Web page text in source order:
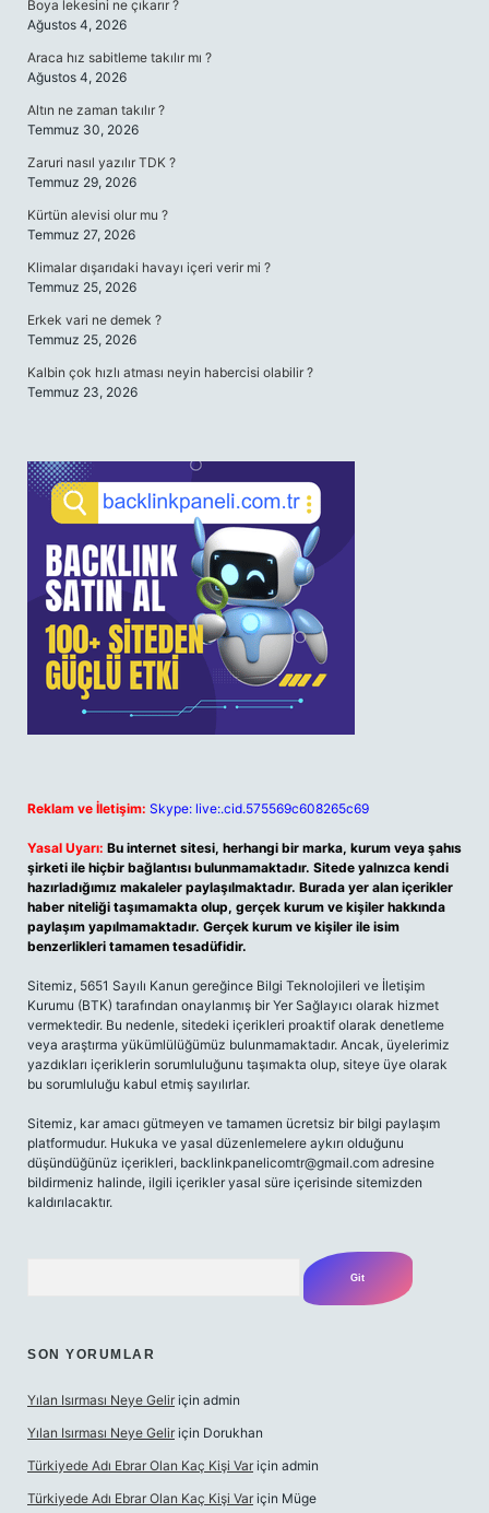
Boya lekesini ne çıkarır ?
Ağustos 4, 2026
Araca hız sabitleme takılır mı ?
Ağustos 4, 2026
Altın ne zaman takılır ?
Temmuz 30, 2026
Zaruri nasıl yazılır TDK ?
Temmuz 29, 2026
Kürtün alevisi olur mu ?
Temmuz 27, 2026
Klimalar dışarıdaki havayı içeri verir mi ?
Temmuz 25, 2026
Erkek vari ne demek ?
Temmuz 25, 2026
Kalbin çok hızlı atması neyin habercisi olabilir ?
Temmuz 23, 2026
Reklam ve İletişim: Skype: live:.cid.575569c608265c69
Yasal Uyarı: Bu internet sitesi, herhangi bir marka, kurum veya şahıs
şirketi ile hiçbir bağlantısı bulunmamaktadır. Sitede yalnızca kendi
hazırladığımız makaleler paylaşılmaktadır. Burada yer alan içerikler
haber niteliği taşımamakta olup, gerçek kurum ve kişiler hakkında
paylaşım yapılmamaktadır. Gerçek kurum ve kişiler ile isim
benzerlikleri tamamen tesadüfidir.
Sitemiz, 5651 Sayılı Kanun gereğince Bilgi Teknolojileri ve İletişim
Kurumu (BTK) tarafından onaylanmış bir Yer Sağlayıcı olarak hizmet
vermektedir. Bu nedenle, sitedeki içerikleri proaktif olarak denetleme
veya araştırma yükümlülüğümüz bulunmamaktadır. Ancak, üyelerimiz
yazdıkları içeriklerin sorumluluğunu taşımakta olup, siteye üye olarak
bu sorumluluğu kabul etmiş sayılırlar.
Sitemiz, kar amacı gütmeyen ve tamamen ücretsiz bir bilgi paylaşım
platformudur. Hukuka ve yasal düzenlemelere aykırı olduğunu
düşündüğünüz içerikleri, backlinkpanelicomtr@gmail.com adresine
bildirmeniz halinde, ilgili içerikler yasal süre içerisinde sitemizden
kaldırılacaktır.
SON YORUMLAR
Yılan Isırması Neye Gelir için admin
Yılan Isırması Neye Gelir için Dorukhan
Türkiyede Adı Ebrar Olan Kaç Kişi Var için admin
Türkiyede Adı Ebrar Olan Kaç Kişi Var için Müge